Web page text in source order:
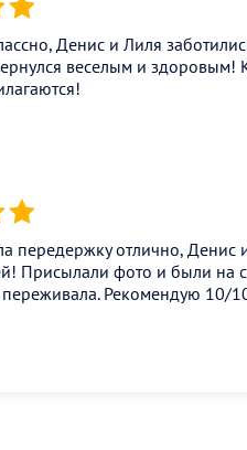
(*)
Денис и Лиля
веселым и здоровым!
(*)
передержку отлично, Денис
Присылали фото и были на
Рекомендую 10/